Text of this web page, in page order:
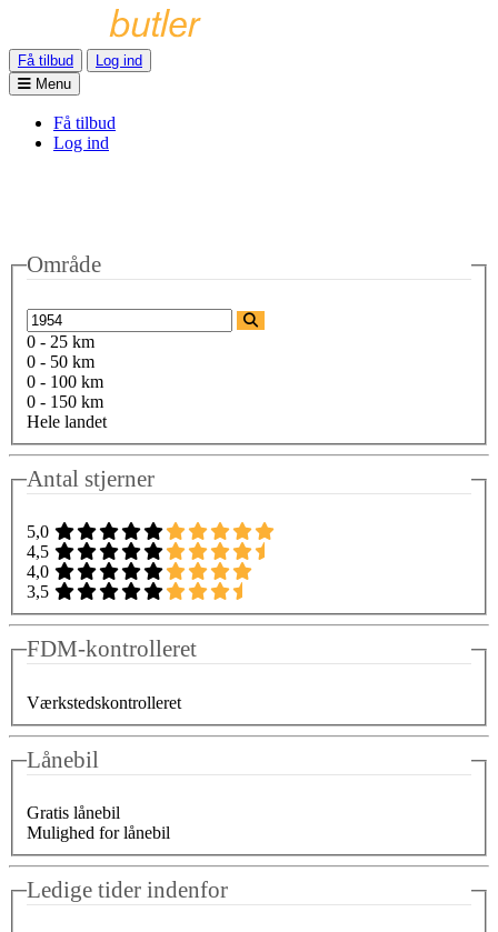
Få tilbud
Log ind
Menu
Få tilbud
Log ind
Område
0 - 25 km
0 - 50 km
0 - 100 km
0 - 150 km
Hele landet
Antal stjerner
5,0
4,5
4,0
3,5
FDM-kontrolleret
Værkstedskontrolleret
Lånebil
Gratis lånebil
Mulighed for lånebil
Ledige tider indenfor